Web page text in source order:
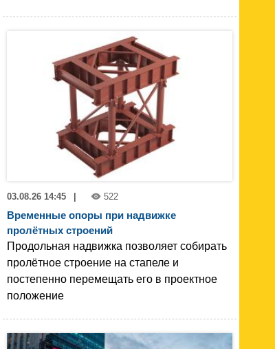
03.08.26 14:45 522
Временные опоры при надвижке
пролётных строений
Продольная надвижка позволяет собирать
пролётное строение на стапеле и
постепенно перемещать его в проектное
положение